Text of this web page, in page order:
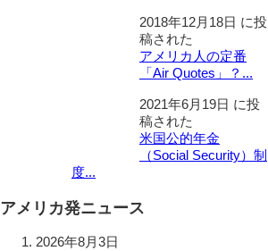
2018年12月18日 に投
稿された
アメリカ人の定番
「Air Quotes」？...
2021年6月19日 に投
稿された
米国公的年金
（Social Security）制
度...
アメリカ発ニュース
2026年8月3日